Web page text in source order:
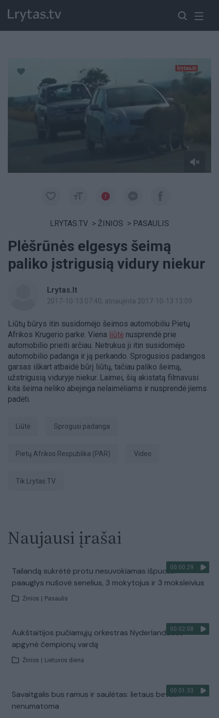
LRYTAS.TV > ŽINIOS > PASAULIS
Plėšrūnės elgesys šeimą
paliko įstrigusią vidury niekur
Lrytas.lt
2017-10-13 07:40, atnaujinta 2017-10-13 13:09
Liūtų būrys itin susidomėjo šeimos automobiliu Pietų
Afrikos Krugerio parke. Viena liūtė nusprendė prie
automobilio prieiti arčiau. Netrukus ji itin susidomėjo
automobilio padanga ir ją perkando. Sprogusios padangos
garsas iškart atbaidė būrį liūtų, tačiau paliko šeimą,
užstrigusią viduryje niekur. Laimei, šią akistatą filmavusi
kita šeima neliko abejinga nelaimėliams ir nusprendė jiems
padėti.
liūtė sprogusi padanga
Pietų Afrikos Respublika (PAR) Video
tik Lrytas.TV
Naujausi įrašai
00:00:29
Tailandą sukrėtė protu nesuvokiamas išpuolis:
paauglys nušovė senelius, 3 mokytojus ir 3 moksleivius
Žinios Pasaulis
00:02:08
Aukštaitijos pučiamųjų orkestras Nyderlanduose
apgynė čempionų vardą
Žinios Lietuvos diena
00:01:33
Savaitgalis bus ramus ir saulėtas: lietaus beveik
nenumatoma